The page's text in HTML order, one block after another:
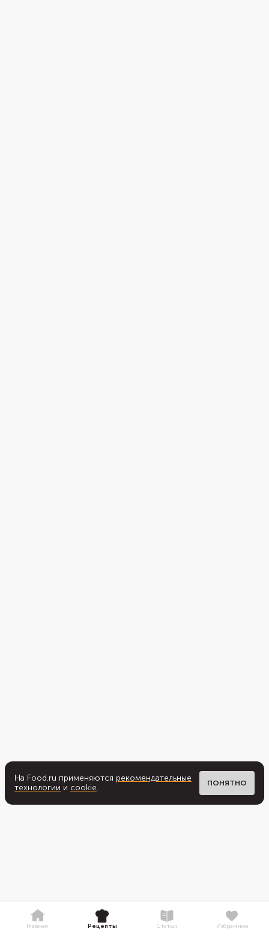
На Food.ru применяются рекомендательные
технологии и cookie. ПОНЯТНО
Главная Рецепты Статьи Избранное